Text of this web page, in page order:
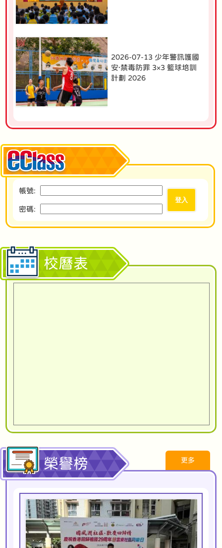
2026-07-13 少年警訊護國
安·禁毒防罪 3×3 籃球培訓
計劃 2026
帳號:
密碼:
校曆表
更多
榮譽榜